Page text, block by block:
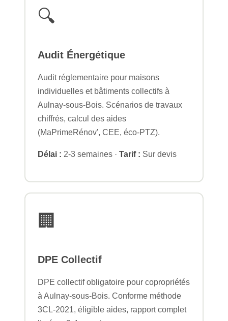
🔍
Audit Énergétique
Audit réglementaire pour maisons
individuelles et bâtiments collectifs à
Aulnay-sous-Bois. Scénarios de travaux
chiffrés, calcul des aides
(MaPrimeRénov', CEE, éco-PTZ).
Délai : 2-3 semaines · Tarif : Sur devis
🏢
DPE Collectif
DPE collectif obligatoire pour copropriétés
à Aulnay-sous-Bois. Conforme méthode
3CL-2021, éligible aides, rapport complet